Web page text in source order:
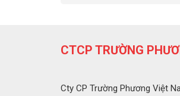
CTCP TRƯỜNG
Cty CP Trường Phương Việt